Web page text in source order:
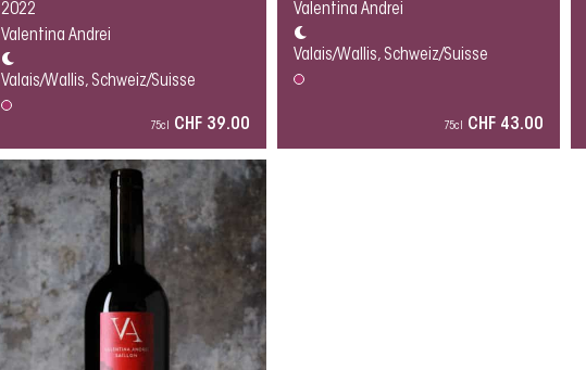
2022
Valentina Andrei
Valais/Wallis, Schweiz/Suisse
75cl CHF 39.00
Valentina Andrei
Valais/Wallis, Schweiz/Suisse
75cl CHF 43.00